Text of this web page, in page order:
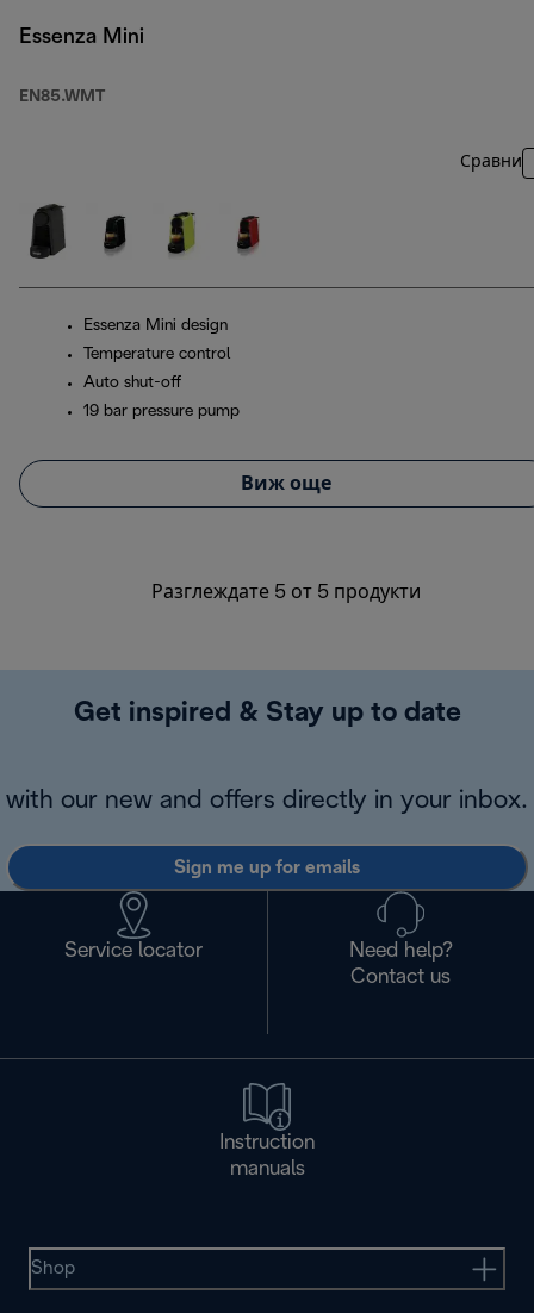
Essenza Mini
EN85.WMT
Сравни
Essenza Mini design
Temperature control
Auto shut-off
19 bar pressure pump
Виж още
Разглеждате 5 от 5 продукти
Get inspired & Stay up to date
with our new and offers directly in your inbox.
Sign me up for emails
Service locator
Need help?
Contact us
Instruction
manuals
Shop